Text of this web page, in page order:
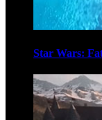
Star Wars: